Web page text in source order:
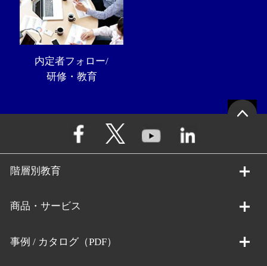
内定者フォロー/
研修・教育
階層別教育
商品・サービス
事例 / カタログ（PDF）